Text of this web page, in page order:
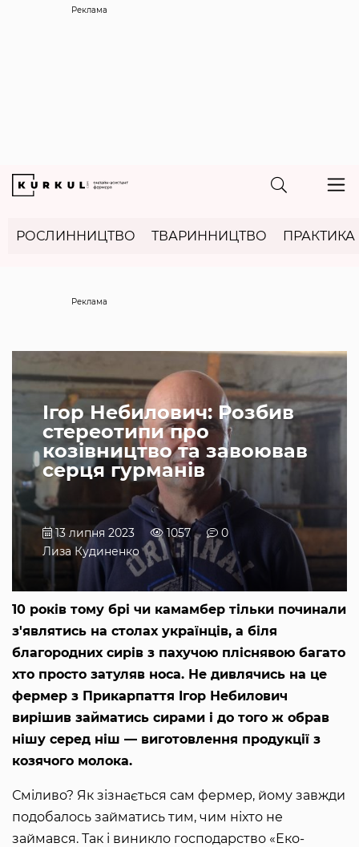
Реклама
РОСЛИННИЦТВО ТВАРИННИЦТВО ПРАКТИКА
Ігор Небилович: Розбив
стереотипи про
козівництво та завоював
серця гурманів
13 липня 2023 1057
0
Лиза Кудиненко
10 років тому брі чи камамбер тільки починали
з'являтись на столах українців, а біля
благородних сирів з пахучою пліснявою багато
хто просто затуляв носа. Не дивлячись на це
фермер з Прикарпаття Ігор Небилович
вирішив займатись сирами і до того ж обрав
нішу серед ніш — виготовлення продукції з
козячого молока.
Сміливо? Як зізнається сам фермер, йому завжди
подобалось займатись тим, чим ніхто не
займався. Так і виникло господарство «Еко-
Реклама